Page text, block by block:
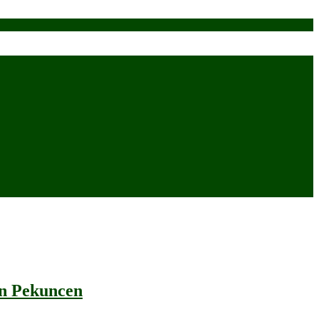
Pekuncen